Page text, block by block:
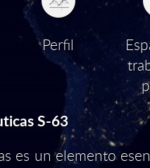
Perfil
S-63
es un elemento